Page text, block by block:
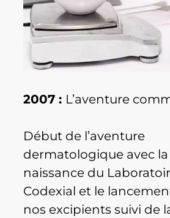
2007 : L’aventure
Début de l’aventure
dermatologique avec la
naissance du
Codexial et le
nos excipients suivi de